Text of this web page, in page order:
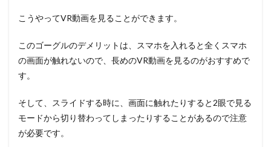
こうやってVR動画を見ることができます。
このゴーグルのデメリットは、スマホを入れると全くスマホ
の画面が触れないので、長めのVR動画を見るのがおすすめで
す。
そして、スライドする時に、画面に触れたりすると2眼で見る
モードから切り替わってしまったりすることがあるので注意
が必要です。